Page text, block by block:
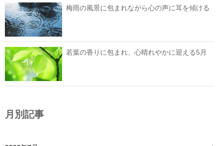
梅雨の風景に包まれながら心の声に耳を傾ける
若葉の香りに包まれ、心晴れやかに迎える5月
月別記事